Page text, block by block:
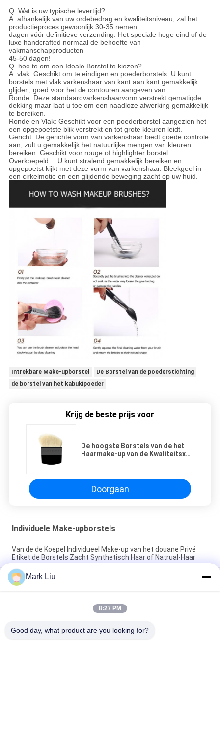
Q. Wat is uw typische levertijd?
A. afhankelijk van uw ordebedrag en kwaliteitsniveau, zal het
productieproces gewoonlijk 30-35 nemen
dagen vóór definitieve verzending. Het speciale hoge eind of de
luxe handcrafted normaal de behoefte van
vakmanschapproducten
45-50 dagen!
Q. hoe te om een Ideale Borstel te kiezen?
A. vlak: Geschikt om te eindigen en poederborstels. U kunt
borstels met vlak varkenshaar van kant aan kant gemakkelijk
glijden, goed voor het de contouren aangeven van.
Ronde: Deze standaardvarkenshaarvorm verstrekt gematigde
dekking maar laat u toe om een naadloze afwerking gemakkelijk
te bereiken.
Ronde en Vlak: Geschikt voor een poederborstel aangezien het
een opgepoetste blik verstrekt en tot grote kleuren leidt.
Gericht: De gerichte vorm van varkenshaar biedt goede controle
aan, zult u gemakkelijk het natuurlijke mengen van kleuren
bereiken. Geschikt voor rouge of highlighter borstel.
Overkoepeld: U kunt stralend gemakkelijk bereiken en
opgepoetst kijkt met deze vorm van varkenshaar. Bleekgeel in
een cirkelmotie en een glijdende beweging zacht op uw huid.
Intrekbare Make-upborstel
De Borstel van de poederstichting
de borstel van het kabukipoeder
Krijg de beste prijs voor
De hoogste Borstels van de het
Haarmake-up van de Kwaliteitsxgf
Doorgaan
Individuele Make-upborstels
Van de de Koepel Individueel Make-up van het douane Privé
Etiket de Borstels Zacht Synthetisch Haar of Natrual-Haar
XGF Individuele make-upborstels Geitenhaar Tapered Face
Kabuki-borstel met natuurlijk ebbenhouten handvat
De kleine Vlakke Individuele Make-up borstelt/treedt als buffer
op Make-up voor Borstels Drie Tonen Zachte en Flexibele
Mark Liu
8:27 PM
Good day, what product are you looking for?